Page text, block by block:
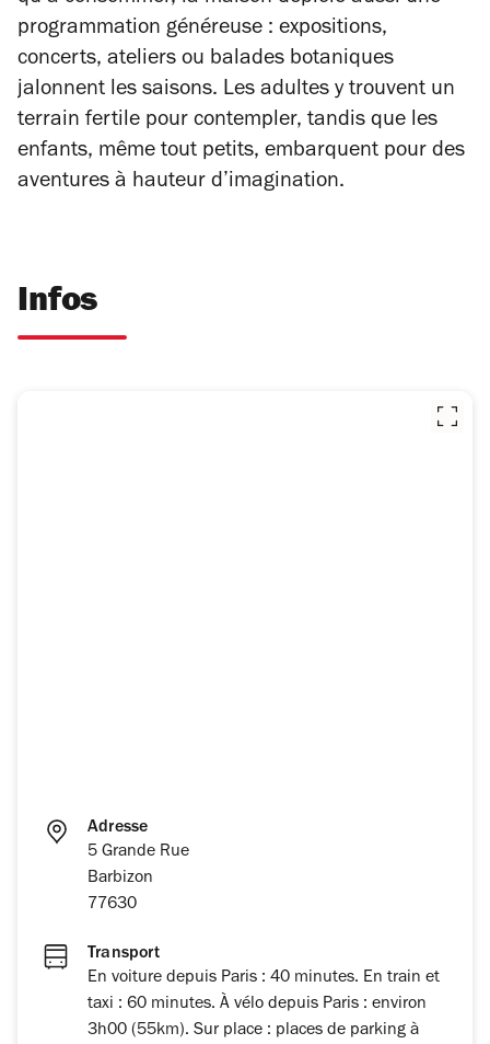
programmation généreuse : expositions,
concerts, ateliers ou balades botaniques
jalonnent les saisons. Les adultes y trouvent un
terrain fertile pour contempler, tandis que les
enfants, même tout petits, embarquent pour des
aventures à hauteur d’imagination.
Infos
Adresse
5 Grande Rue
Barbizon
77630
Transport
En voiture depuis Paris : 40 minutes. En train et
taxi : 60 minutes. À vélo depuis Paris : environ
3h00 (55km). Sur place : places de parking à